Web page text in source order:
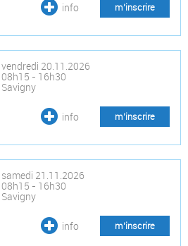
info m’inscrire
vendredi 20.11.2026
08h15 - 16h30
Savigny
info m’inscrire
samedi 21.11.2026
08h15 - 16h30
Savigny
info m’inscrire